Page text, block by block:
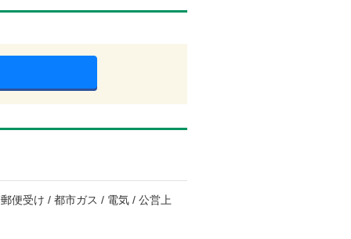
便受け / 都市ガス / 電気 / 公営上